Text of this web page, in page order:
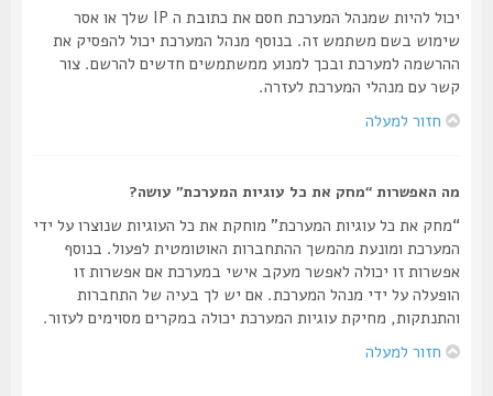
יכול להיות שמנהל המערכת חסם את כתובת ה IP שלך או אסר
שימוש בשם משתמש זה. בנוסף מנהל המערכת יכול להפסיק את
ההרשמה למערכת ובכך למנוע ממשתמשים חדשים להרשם. צור
קשר עם מנהלי המערכת לעזרה.
חזור למעלה
מה האפשרות “מחק את כל עוגיות המערכת” עושה?
“מחק את כל עוגיות המערכת” מוחקת את כל העוגיות שנוצרו על ידי
המערכת ומונעת מהמשך ההתחברות האוטומטית לפעול. בנוסף
אפשרות זו יכולה לאפשר מעקב אישי במערכת אם אפשרות זו
הופעלה על ידי מנהל המערכת. אם יש לך בעיה של התחברות
והתנתקות, מחיקת עוגיות המערכת יכולה במקרים מסוימים לעזור.
חזור למעלה